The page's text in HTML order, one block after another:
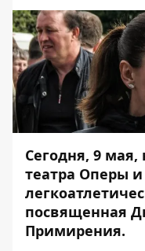
Сегодня, 9
театра Оперы и
посвященная
Примирения.